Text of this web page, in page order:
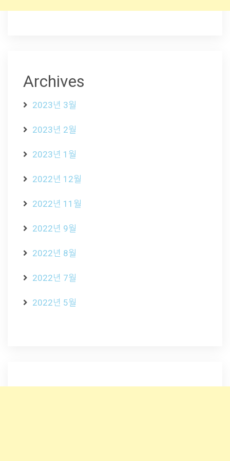
Archives
2023년 3월
2023년 2월
2023년 1월
2022년 12월
2022년 11월
2022년 9월
2022년 8월
2022년 7월
2022년 5월